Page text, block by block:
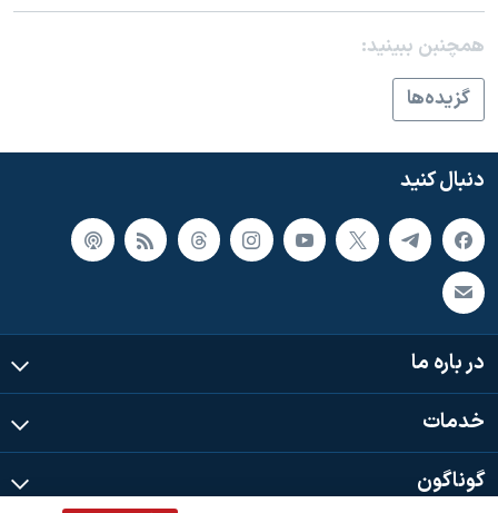
اسرائیل در جنگ
نرگس محمدی برنده جایزه نوبل صلح
همایش محافظه‌کاران آمریکا «سی‌پک»
سفر پرزیدنت ترامپ به چین
همچنبن ببینید:
گزيده‌ها
دنبال کنید
در باره ما
خدمات
گوناگون